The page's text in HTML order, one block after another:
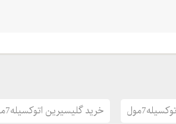
خرید گلیسیرین اتوکسیله7مول